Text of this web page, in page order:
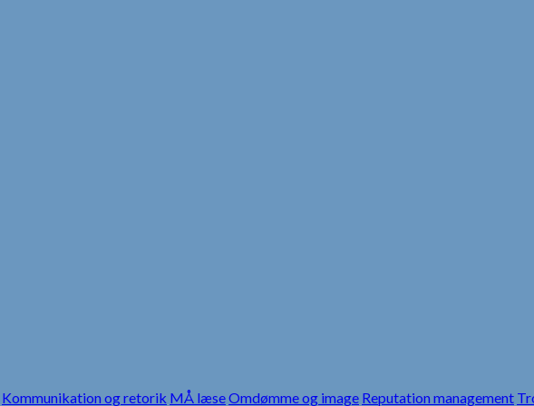
Kommunikation og retorik MÅ læseOmdømme og image Reputation management